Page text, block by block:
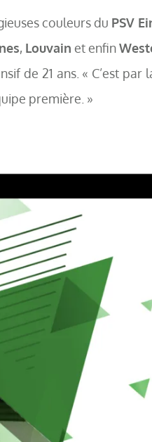
couleurs du PSV
, Louvain et enfin
de 21 ans. « C’est par
première. »